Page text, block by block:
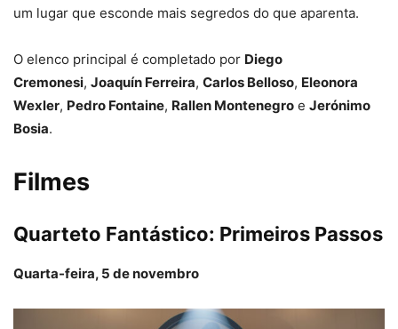
um lugar que esconde mais segredos do que aparenta.
O elenco principal é completado por Diego
Cremonesi, Joaquín Ferreira, Carlos Belloso, Eleonora
Wexler, Pedro Fontaine, Rallen Montenegro e Jerónimo
Bosia.
Filmes
Quarteto Fantástico: Primeiros Passos
Quarta-feira, 5 de novembro